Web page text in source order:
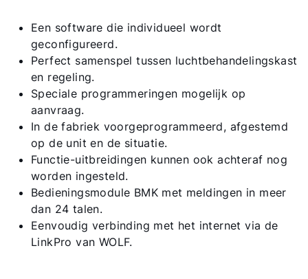
Een software die individueel wordt
geconfigureerd.
Perfect samenspel tussen luchtbehandelingskast
en regeling .
Speciale programmeringen mogelijk op
aanvraag.
In de fabriek voorgeprogrammeerd, afgestemd
op de unit en de situatie.
Functie-uitbreidingen kunnen ook achteraf nog
worden ingesteld.
Bedieningsmodule BMK met meldingen in meer
dan 24 talen.
Eenvoudig verbinding met het internet via de
LinkPro van WOLF.
Contact met het team
Contactformulier
Adresgegevens
Ook interessant?
Downloads
Service App